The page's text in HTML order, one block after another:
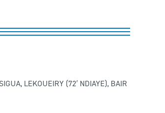
LEKOUEIRY (72′ NDIAYE), BAIR